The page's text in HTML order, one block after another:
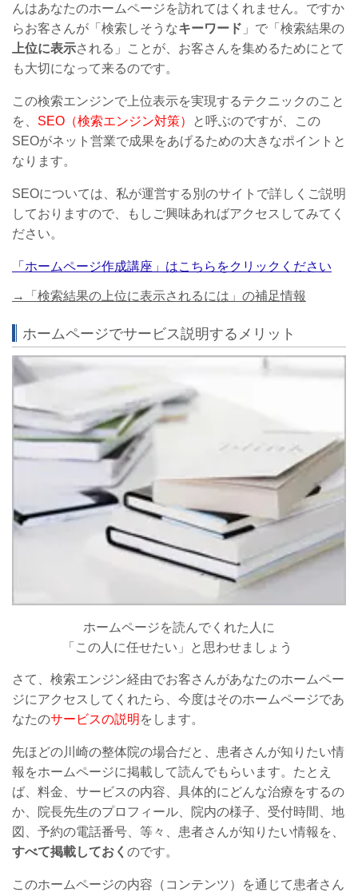
んはあなたのホームページを訪れてはくれません。ですか
らお客さんが「検索しそうなキーワード 」で「検索結果の
上位に表示される」ことが、お客さんを集めるためにとて
も大切になって来るのです。
この検索エンジンで上位表示を実現するテクニックのこと
を、 SEO（検索エンジン対策）
と呼ぶのですが、この
SEOがネット営業で成果をあげるための大きなポイントと
なります。
SEOについては、私が運営する別のサイトで詳しくご説明
しておりますので、もしご興味あればアクセスしてみてく
ださい。
「ホームページ作成講座」はこちらをクリックください
→「検索結果の上位に表示されるには」の補足情報
ホームページでサービス説明するメリット
ホームページを読んでくれた人に
「この人に任せたい」と思わせましょう
さて、検索エンジン経由でお客さんがあなたのホームペー
ジにアクセスしてくれたら、今度はそのホームページであ
なたのサービスの説明 をします。
先ほどの川崎の整体院の場合だと、患者さんが知りたい情
報をホームページに掲載して読んでもらいます。たとえ
ば、料金、サービスの内容、具体的にどんな治療をするの
か、院長先生のプロフィール、院内の様子、受付時間、地
図、予約の電話番号、等々、患者さんが知りたい情報を、
すべて掲載しておく のです。
このホームページの内容（コンテンツ）を通じて患者さん